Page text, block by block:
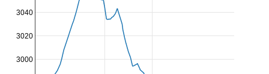
3000
3020
3040